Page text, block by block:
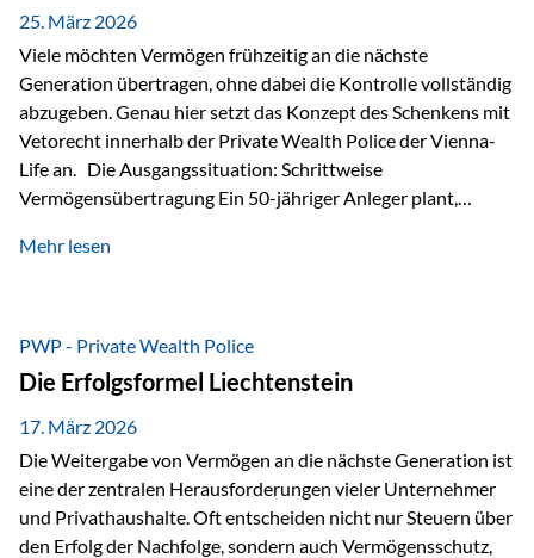
Besonders hervorzuheben ist hierbei Artikel 14 der
liechtensteinischen Verfassung. Darin…
25. März 2026
Viele möchten Vermögen frühzeitig an die nächste
Generation übertragen, ohne dabei die Kontrolle vollständig
abzugeben. Genau hier setzt das Konzept des Schenkens mit
Vetorecht innerhalb der Private Wealth Police der Vienna-
Life an. Die Ausgangssituation: Schrittweise
Vermögensübertragung Ein 50-jähriger Anleger plant,
der steuerliche Freibetrag optimal genutzt werden, sondern
strukturierte, langfristige Vermögensübertragung, ohne die
Kontrolle vollständig aus der Hand zu geben. Die Lösung:
Abschmelzung mit Vetorecht Die Umsetzung erfolgt über die
Private Wealth Police…
Mehr lesen
PWP - Private Wealth Police
Die Erfolgsformel Liechtenstein
17. März 2026
Die Weitergabe von Vermögen an die nächste Generation ist
eine der zentralen Herausforderungen vieler Unternehmer
und Privathaushalte. Oft entscheiden nicht nur Steuern über
den Erfolg der Nachfolge, sondern auch Vermögensschutz,